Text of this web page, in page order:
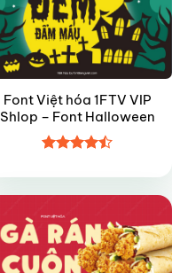
Font Việt hóa 1FTV VIP
Shlop – Font Halloween
hạng4.5